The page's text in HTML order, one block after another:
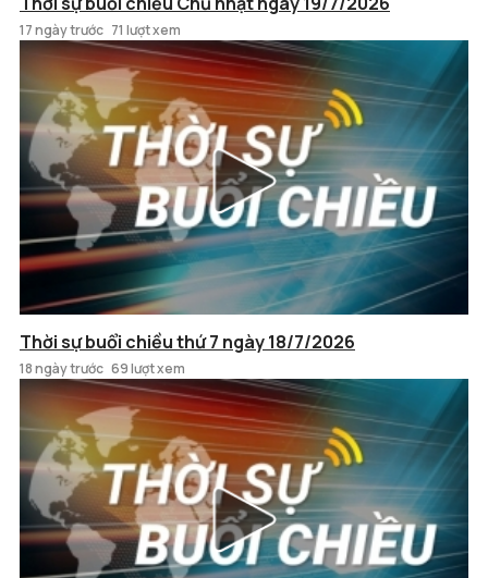
17 ngày trước 71 lượt xem
Thời sự buổi chiều thứ 7 ngày 18/7/2026
18 ngày trước 69 lượt xem